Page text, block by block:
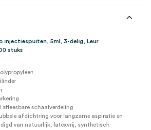
injectiespuiten, 5ml, 3-delig, Leur
stuks
afleesbare schaalverdeling
afdichtring voor langzame aspiratie en
van natuurlijk, latexvrij, synthetisch